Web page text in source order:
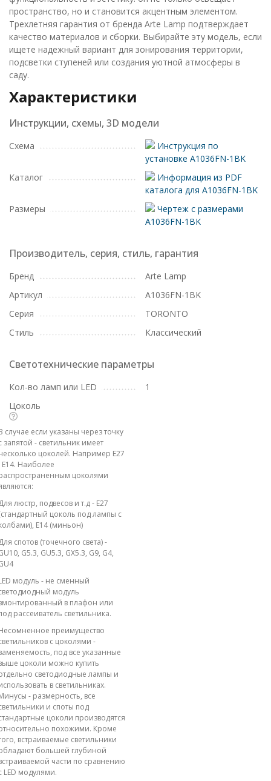
пространство, но и становится акцентным элементом.
Трехлетняя гарантия от бренда Arte Lamp подтверждает
качество материалов и сборки. Выбирайте эту модель, если
ищете надежный вариант для зонирования территории,
подсветки ступеней или создания уютной атмосферы в
саду.
Характеристики
Инструкции, схемы, 3D модели
Схема
Инструкция по
установке A1036FN-1BK
Каталог
Информация из PDF
каталога для A1036FN-1BK
Размеры
Чертеж с размерами
A1036FN-1BK
Производитель, серия, стиль, гарантия
Бренд
Arte Lamp
Артикул
A1036FN-1BK
Серия
TORONTO
Стиль
Классический
Светотехнические параметры
Кол-во ламп или LED
1
Цоколь
случае если указаны через точку
запятой - светильник имеет
цоколей. Например E27
E14. Наиболее
цоколями
люстр, подвесов и т.д - E27
цоколь под лампы с
E14 (миньон)
спотов (точечного света) -
G5.3, GU5.3, GX5.3, G9, G4,
модуль - не сменный
модуль
в плафон или
рассеиватель светильника.
преимущество
с цоколями -
под все указанные
цоколи можно купить
светодиодные лампы и
в светильниках.
- размерность, все
и споты под
цоколи производятся
похожими. Кроме
встраиваемые светильники
большей глубиной
части по сравнению
LED модулями.